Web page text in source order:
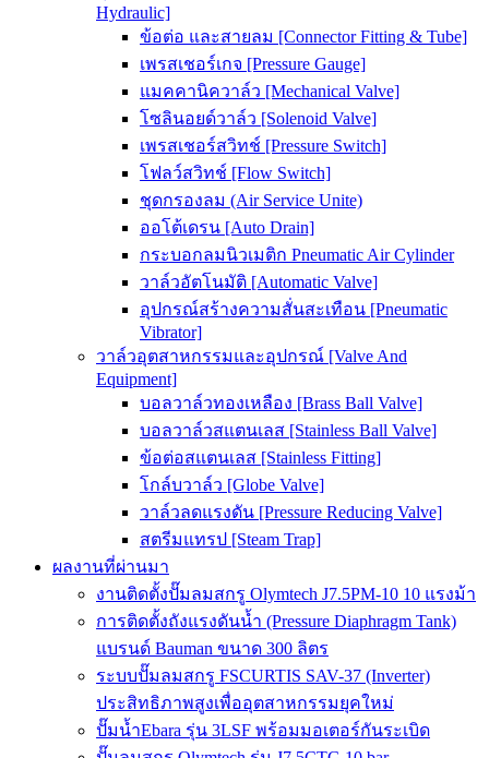
Hydraulic]
ข้อต่อ และสายลม [Connector Fitting & Tube]
เพรสเชอร์เกจ [Pressure Gauge]
แมคคานิควาล์ว [Mechanical Valve]
โซลินอยด์วาล์ว [Solenoid Valve]
เพรสเชอร์สวิทช์ [Pressure Switch]
โฟลว์สวิทช์ [Flow Switch]
ชุดกรองลม (Air Service Unite)
ออโต้เดรน [Auto Drain]
กระบอกลมนิวเมติก Pneumatic Air Cylinder
วาล์วอัตโนมัติ [Automatic Valve]
อุปกรณ์สร้างความสั่นสะเทือน [Pneumatic
Vibrator]
วาล์วอุตสาหกรรมและอุปกรณ์ [Valve And
Equipment]
บอลวาล์วทองเหลือง [Brass Ball Valve]
บอลวาล์วสแตนเลส [Stainless Ball Valve]
ข้อต่อสแตนเลส [Stainless Fitting]
โกล์บวาล์ว [Globe Valve]
วาล์วลดแรงดัน [Pressure Reducing Valve]
สตรีมแทรป [Steam Trap]
ผลงานที่ผ่านมา
งานติดตั้งปั๊มลมสกรู Olymtech J7.5PM-10 10 แรงม้า
การติดตั้งถังแรงดันน้ำ (Pressure Diaphragm Tank)
แบรนด์ Bauman ขนาด 300 ลิตร
ระบบปั๊มลมสกรู FSCURTIS SAV-37 (Inverter)
ประสิทธิภาพสูงเพื่ออุตสาหกรรมยุคใหม่
ปั๊มน้ำEbara รุ่น 3LSF พร้อมมอเตอร์กันระเบิด